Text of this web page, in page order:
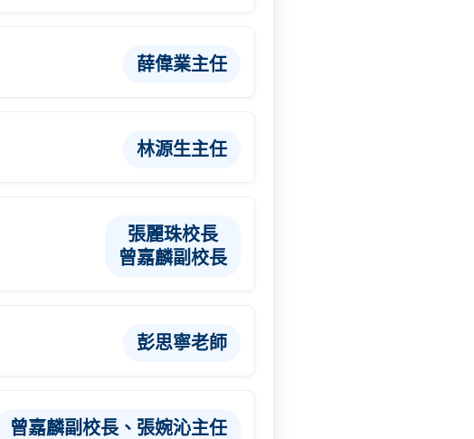
薛偉業主任
林源生主任
張麗珠校長
曾嘉麟副校長
彭思寧老師
曾嘉麟副校長、張婉沁主任